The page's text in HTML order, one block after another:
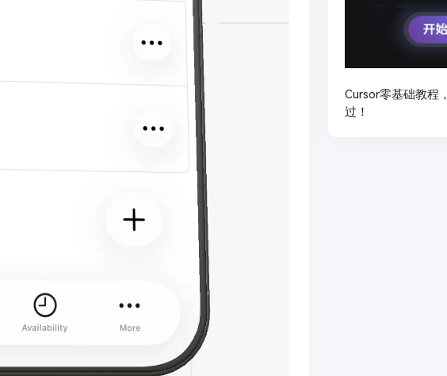
Cursor零基础教程，
过！